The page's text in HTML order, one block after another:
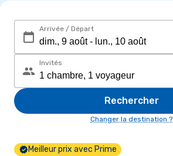
Arrivée / Départ
Invités
Rechercher
Changer la destination ?
Meilleur prix avec Prime